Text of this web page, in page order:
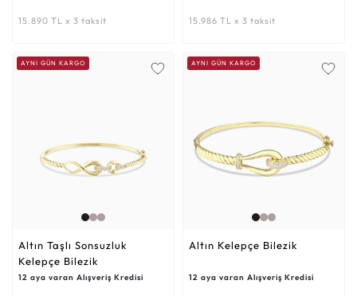
15.890 TL x 3 taksit 15.986 TL x 3 taksit
AYNI GÜN KARGO
Altın Taşlı Sonsuzluk
Kelepçe Bilezik
12 aya varan Alışveriş Kredisi
AYNI GÜN KARGO
Altın Kelepçe Bilezik
12 aya varan Alışveriş Kredisi